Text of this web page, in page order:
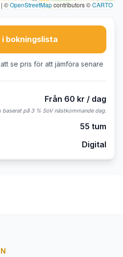
| ©OpenStreetMapcontributors ©CARTO
i bokningslista
se pris för att jämföra senare
Från 60 kr / dag
baserat på 3 % SoV nästkommande dag.
55 tum
Digital